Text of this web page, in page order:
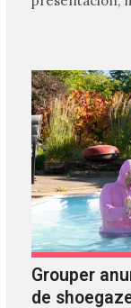
Grouper
de